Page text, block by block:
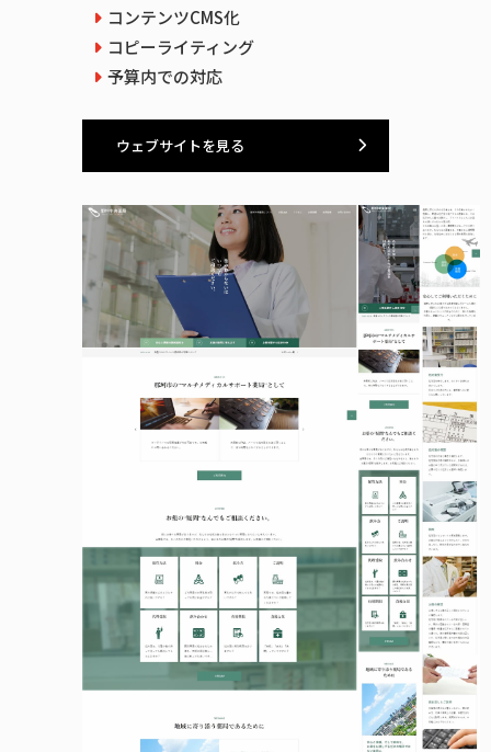
コンテンツCMS化
コピーライティング
予算内での対応
ウェブサイトを見る